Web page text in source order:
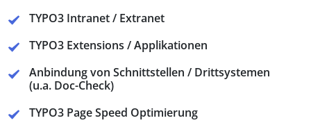
TYPO3 Intranet / Extranet
TYPO3 Extensions / Applikationen
Anbindung von Schnittstellen / Drittsystemen
(u.a. Doc-Check)
TYPO3 Page Speed Optimierung